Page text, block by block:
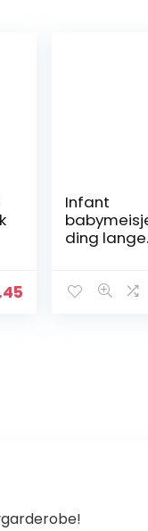
Infant
ding lange
jumpsuit